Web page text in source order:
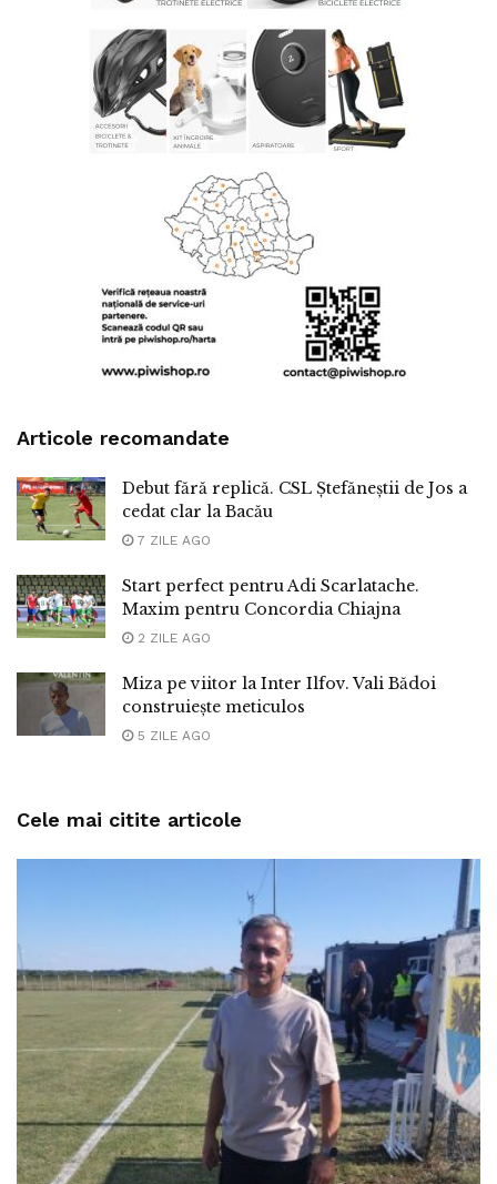
Articole recomandate
Debut fără replică. CSL Ștefăneștii de Jos a
cedat clar la Bacău
7 ZILE AGO
Start perfect pentru Adi Scarlatache.
Maxim pentru Concordia Chiajna
2 ZILE AGO
Miza pe viitor la Inter Ilfov. Vali Bădoi
construiește meticulos
5 ZILE AGO
Cele mai citite articole